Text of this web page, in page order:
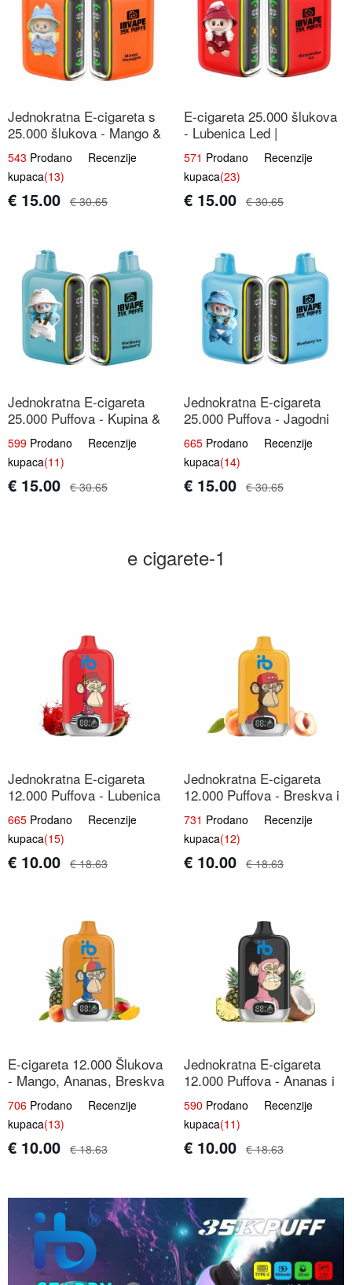
Jednokratna E-cigareta s
25.000 šlukova - Mango &
Ananas | Egzotična Voćna
Mješavina
543 Prodano Recenzije
kupaca(13)
€ 15.00 € 30.65
E-cigareta 25.000 šlukova
- Lubenica Led |
Osježavajući Ljetni Okus
571 Prodano Recenzije
kupaca(23)
€ 15.00 € 30.65
Jednokratna E-cigareta
25.000 Puffova - Kupina &
Borovnica | Šumska Voćna
Mješavina
599 Prodano Recenzije
kupaca(11)
€ 15.00 € 30.65
Jednokratna E-cigareta
25.000 Puffova - Jagodni
Sladoled | Kremasta Slatka
Okus
665 Prodano Recenzije
kupaca(14)
€ 15.00 € 30.65
e cigarete-1
Jednokratna E-cigareta
12.000 Puffova - Lubenica
Sladoled | Ljetna Desertna
Aroma
665 Prodano Recenzije
kupaca(15)
€ 10.00 € 18.63
Jednokratna E-cigareta
12.000 Puffova - Breskva i
Voćni Sok | Osježavajuća
Voćna Mješavina
731 Prodano Recenzije
kupaca(12)
€ 10.00 € 18.63
E-cigareta 12.000 Šlukova
- Mango, Ananas, Breskva
| Tropska Voćna Mješavina
706 Prodano Recenzije
kupaca(13)
€ 10.00 € 18.63
Jednokratna E-cigareta
12.000 Puffova - Ananas i
Kokos Sladoled | Tropski
Desert
590 Prodano Recenzije
kupaca(11)
€ 10.00 € 18.63